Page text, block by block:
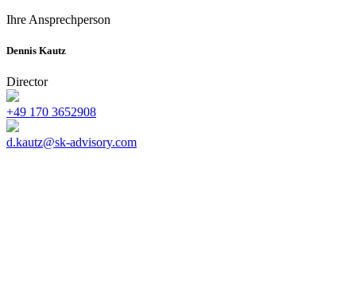
Ihre Ansprechperson
Dennis Kautz
Director
+49 170 3652908
d.kautz@sk-advisory.com